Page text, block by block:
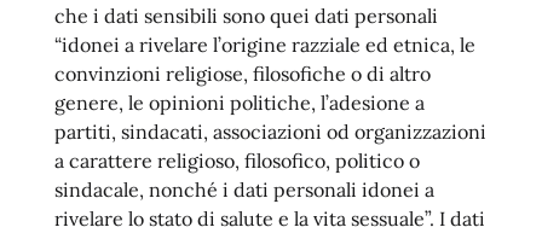
che i dati sensibili sono quei dati personali
“idonei a rivelare l’origine razziale ed etnica, le
convinzioni religiose, filosofiche o di altro
genere, le opinioni politiche, l’adesione a
partiti, sindacati, associazioni od organizzazioni
a carattere religioso, filosofico, politico o
sindacale, nonché i dati personali idonei a
rivelare lo stato di salute e la vita sessuale”. I dati